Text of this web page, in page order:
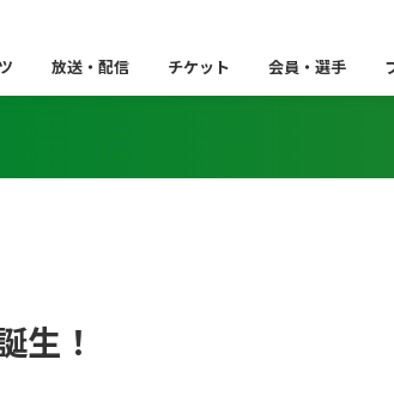
放送・配信 チケット 会員・選手
生！